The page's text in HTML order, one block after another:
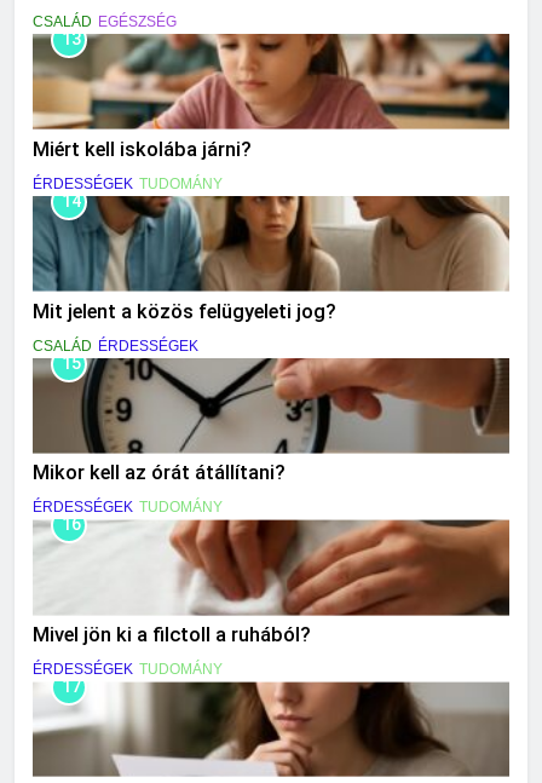
CSALÁD EGÉSZSÉG
13
Miért kell iskolába járni?
ÉRDESSÉGEK TUDOMÁNY
14
Mit jelent a közös felügyeleti jog?
CSALÁD ÉRDESSÉGEK
15
Mikor kell az órát átállítani?
ÉRDESSÉGEK TUDOMÁNY
16
Mivel jön ki a filctoll a ruhából?
ÉRDESSÉGEK TUDOMÁNY
17